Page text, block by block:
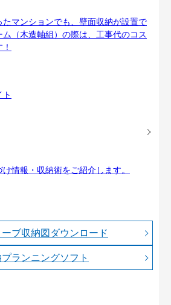
マンションでも、壁面収納が設置で
（木造軸組）の際は、工事代のコス
情報・収納術をご紹介します。
ブ収納図ダウンロード
ランニングソフト